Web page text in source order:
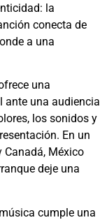
la
conecta de
a una
una
ante una audiencia
los sonidos y
En un
Canadá, México
deje una
cumple una